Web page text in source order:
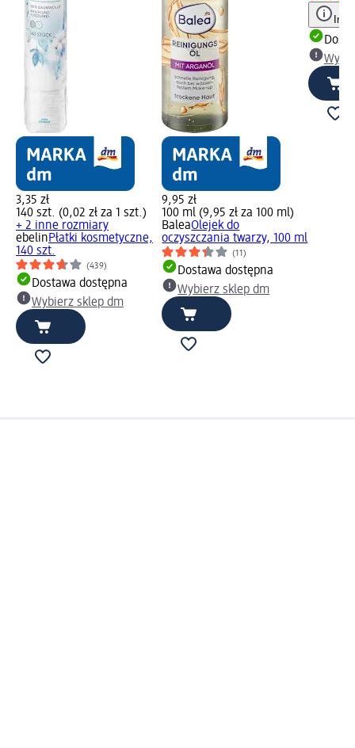
3,35 zł
140 szt. (0,02 zł za 1 szt.)
+ 2 inne rozmiary
ebelinPłatki kosmetyczne,
140 szt.
(439)
Dostawa dostępna
Wybierz sklep dm
9,95 zł
100 ml (9,95 zł za 100 ml)
BaleaOlejek do
oczyszczania twarzy, 100 ml
(11)
Dostawa dostępna
Wybierz sklep dm